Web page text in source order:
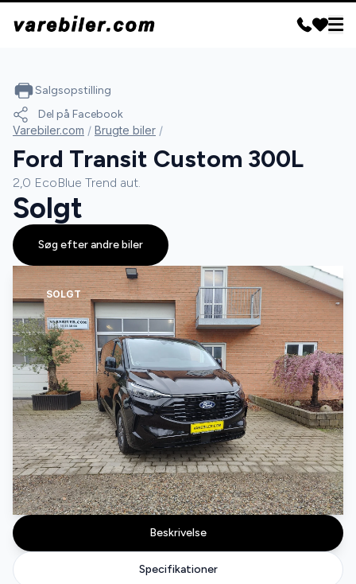
SOLGT
Specifikationer
Beskrivelse
Salgsopstilling
Del på Facebook
Varebiler.com / Brugte biler /
Ford Transit Custom 300L
2,0 EcoBlue Trend aut.
Solgt
Søg efter andre biler